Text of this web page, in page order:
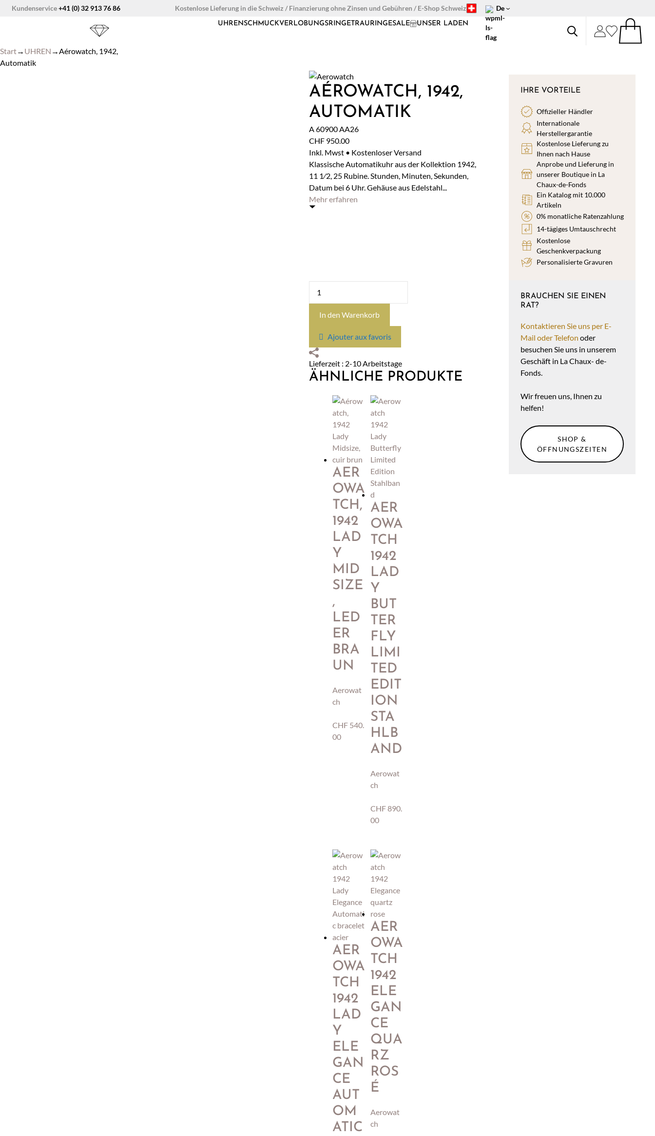
ZumKundenservice+41 (0) 32 913 76 86 Kostenlose Lieferung in die Schweiz / Finanzierung ohne Zinsen und Gebühren / E-Shop Schweiz De
UHRENSCHMUCKVERLOBUNGSRINGETRAURINGESALE UNSER LADEN
Start→ UHREN →Aérowatch, 1942,
Automatik
AÉROWATCH, 1942,
AUTOMATIK
A 60900 AA26
CHF950.00
Inkl. Mwst • Kostenloser Versand
Klassische Automatikuhr aus der Kollektion 1942,
11 1⁄2, 25 Rubine. Stunden, Minuten, Sekunden,
Datum bei 6 Uhr. Gehäuse aus Edelstahl...
Mehr erfahren
1942,
In den Warenkorb
Ajouter aux favoris
Lieferzeit : 2-10 Arbeitstage
ÄHNLICHE PRODUKTE
AER
OWA
TCH,
1942
LAD
Y
MID
SIZE
,
LED
ER
BRA
UN
Aerowat
ch
CHF540.
00
AER
OWA
TCH
1942
LAD
Y
BUT
TER
FLY
LIMI
TED
EDIT
ION
STA
HLB
AND
Aerowat
ch
CHF890.
00
AER
OWA
TCH
1942
LAD
Y
ELE
GAN
CE
AUT
OM
ATIC
AER
OWA
TCH
1942
ELE
GAN
CE
QUA
RZ
ROS
É
Aerowat
ch
IHRE VORTEILE
Offizieller Händler
Internationale
Herstellergarantie
Kostenlose Lieferung zu
Ihnen nach Hause
Anprobe und Lieferung in
unserer Boutique in La
Chaux-de-Fonds
Ein Katalog mit 10.000
Artikeln
0% monatliche Ratenzahlung
14-tägiges Umtauschrecht
Kostenlose
Geschenkverpackung
Personalisierte Gravuren
BRAUCHEN SIE EINEN
RAT?
Kontaktieren Sie uns per E-
Mail oder Telefon oder
besuchen Sie uns in unserem
Geschäft in La Chaux- de-
Fonds.
Wir freuen uns, Ihnen zu
helfen!
SHOP &
ÖFFNUNGSZEITEN